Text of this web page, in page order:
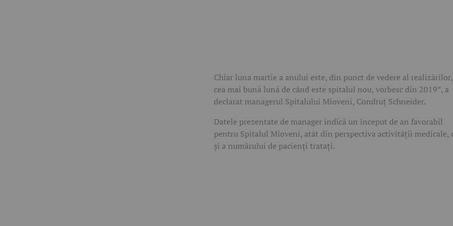
Chiar luna martie a anului este, din punct de vedere al realizărilor,
cea mai bună lună de când este spitalul nou, vorbesc din 2019”, a
declarat managerul Spitalului Mioveni, Condruț Schneider.
Datele prezentate de manager indică un început de an favorabil
pentru Spitalul Mioveni, atât din perspectiva activității medicale,
și a numărului de pacienți tratați.